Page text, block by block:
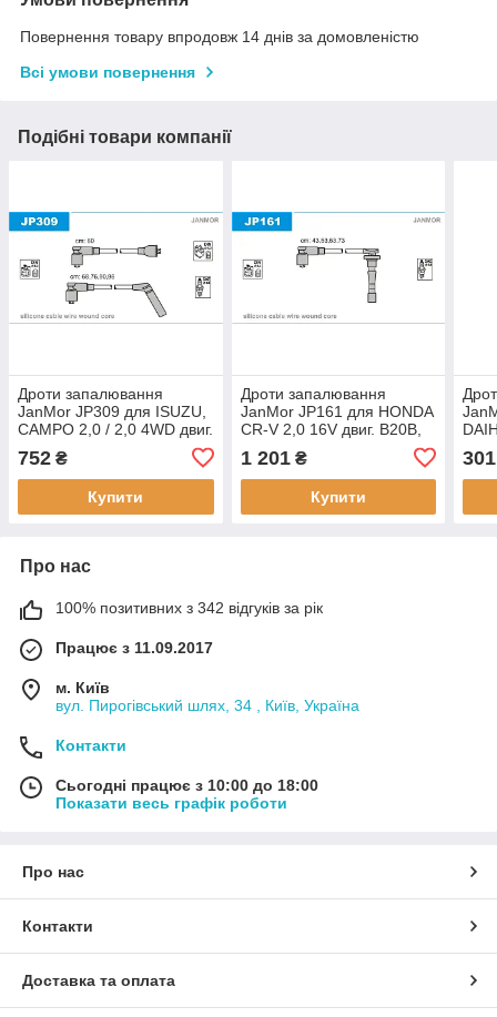
Повернення товару впродовж 14 днів за домовленістю
Всі умови повернення
Подібні товари компанії
Дроти запалювання
JanMor JP309 для ISUZU,
CAMPO 2,0 / 2,0 4WD двиг.
G200Z, PICK UP 1,6 двиг.
G161Z, 2,0 двиг. G200Z,
TROOPER 2,0
752 ₴
Купити
Дроти запалювання
JanMor JP161 для HONDA
CR-V 2,0 16V двиг. B20B,
CR-X 1.6 I 16V VTEC двиг.
B16A1
1 201₴
Купити
301
Про нас
100% позитивних з 342 відгуків за рік
Працює з 11.09.2017
м. Київ
вул. Пирогівський шлях, 34 , Київ, Україна
Контакти
Сьогодні працює з 10:00 до 18:00
Показати весь графік роботи
Про нас
Контакти
Доставка та оплата